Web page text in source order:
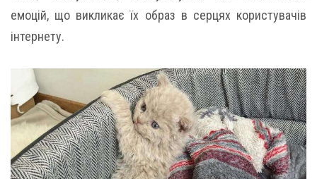
емоцій, що викликає їх образ в серцях користувачів
інтернету.